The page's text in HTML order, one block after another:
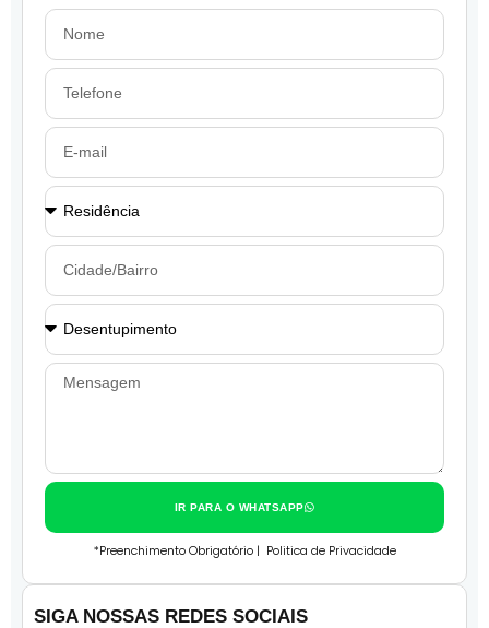
IR PARA O WHATSAPP
*Preenchimento Obrigatório | Politica de Privacidade
SIGA NOSSAS REDES SOCIAIS